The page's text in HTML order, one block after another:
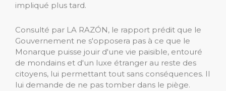
impliqué plus tard.
Consulté par LA RAZÓN, le rapport prédit que le
Gouvernement ne s'opposera pas à ce que le
Monarque puisse jouir d'une vie paisible, entouré
de mondains et d'un luxe étranger au reste des
citoyens, lui permettant tout sans conséquences. Il
lui demande de ne pas tomber dans le piège.